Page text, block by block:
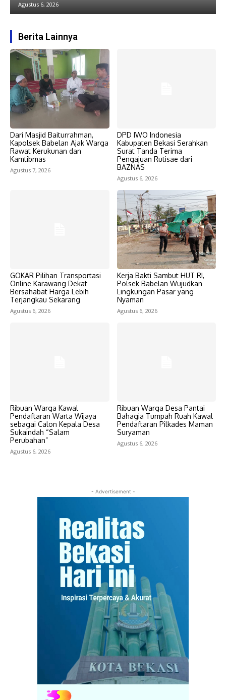
Agustus 6, 2026
Berita Lainnya
Dari Masjid Baiturrahman,
Kapolsek Babelan Ajak Warga
Rawat Kerukunan dan
Kamtibmas
Agustus 7, 2026
DPD IWO Indonesia
Kabupaten Bekasi Serahkan
Surat Tanda Terima
Pengajuan Rutisae dari
BAZNAS
Agustus 6, 2026
GOKAR Pilihan Transportasi
Online Karawang Dekat
Bersahabat Harga Lebih
Terjangkau Sekarang
Agustus 6, 2026
Kerja Bakti Sambut HUT RI,
Polsek Babelan Wujudkan
Lingkungan Pasar yang
Nyaman
Agustus 6, 2026
Ribuan Warga Kawal
Pendaftaran Warta Wijaya
sebagai Calon Kepala Desa
Sukaindah “Salam
Perubahan”
Agustus 6, 2026
Ribuan Warga Desa Pantai
Bahagia Tumpah Ruah Kawal
Pendaftaran Pilkades Maman
Suryaman
Agustus 6, 2026
- Advertisement -